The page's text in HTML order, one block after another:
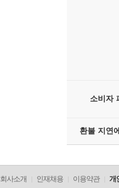
소비자
환불 지연
회사소개 인재채용 이용약관 개